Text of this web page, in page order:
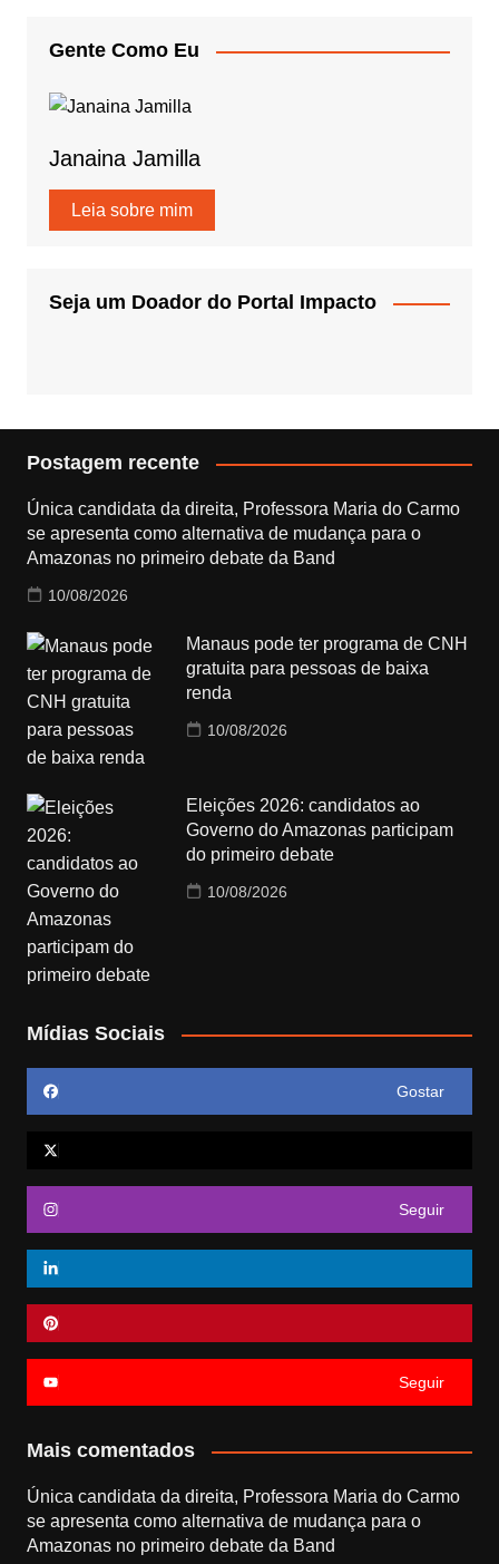
Gente Como Eu
Janaina Jamilla
Leia sobre mim
Seja um Doador do Portal Impacto
Postagem recente
Única candidata da direita, Professora Maria do Carmo
se apresenta como alternativa de mudança para o
Amazonas no primeiro debate da Band
10/08/2026
Manaus pode ter programa de CNH
gratuita para pessoas de baixa
renda
10/08/2026
Eleições 2026: candidatos ao
Governo do Amazonas participam
do primeiro debate
10/08/2026
Mídias Sociais
Gostar
Seguir
Seguir
Mais comentados
Única candidata da direita, Professora Maria do Carmo
se apresenta como alternativa de mudança para o
Amazonas no primeiro debate da Band